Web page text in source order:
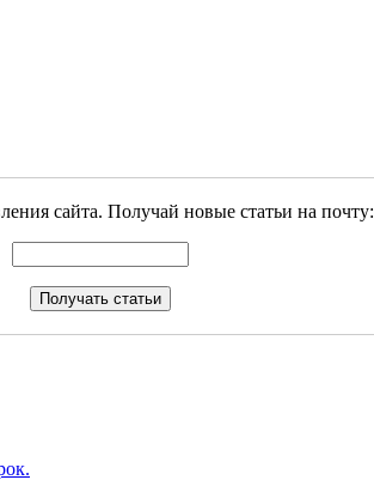
сайта. Получай новые статьи на почту: